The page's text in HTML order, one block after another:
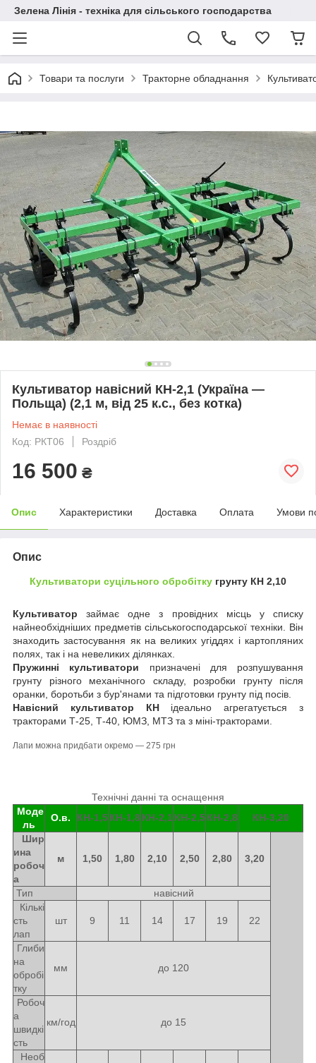
Зелена Лінія - техніка для сільського господарства
Товари та послуги Тракторне обладнання
Культиватор навісний КН-2,1 (Україна —
Польща) (2,1 м, від 25 к.с., без котка)
Немає в наявності
Код: РКТ06
Роздріб
16 500 ₴
Опис Характеристики Доставка Оплата Умови
Опис
Культиватори суцільного обробітку грунту КН 2,10
Культиватор займає одне з провідних місць у списку
найнеобхідніших предметів сільськогосподарської техніки. Він
знаходить застосування як на великих угіддях і картопляних
полях, так і на невеликих ділянках.
Пружинні культиватори призначені для розпушування
грунту різного механічного складу, розробки грунту після
оранки, боротьби з бур'янами та підготовки грунту під посів.
Навісний культиватор КНідеально агрегатується з
тракторами Т-25, Т-40, ЮМЗ, МТЗ та з міні-тракторами.
Лапи можна придбати окремо ― 275 грн
Технічні данні та оснащення
Моде
ль
О.в. КН-1,5КН-1,8 КН-2,1 КН-2,5 КН-2,8 КН-3,20
Шир
ина
робоч
а
м 1,50 1,80 2,10 2,50 2,80 3,20
Тип
навісний
Кількі
сть
лап
шт 9 11 14 17 19 22
Глиби
на
обробі
тку
мм до 120
Робоч
а
швидкі
сть
км/год до 15
Необ